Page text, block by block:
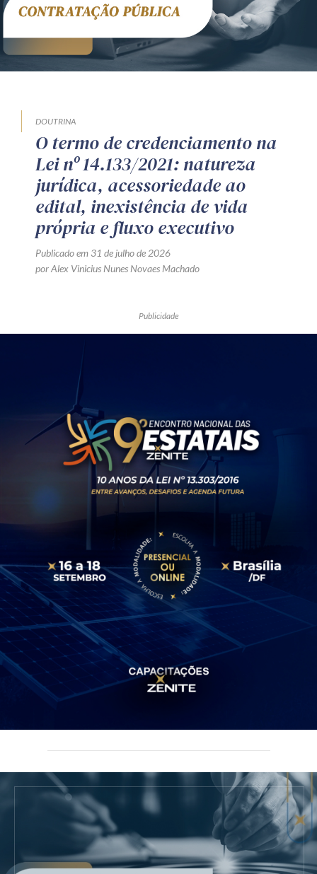
DOUTRINA
O termo de credenciamento na
Lei nº 14.133/2021: natureza
jurídica, acessoriedade ao
edital, inexistência de vida
própria e fluxo executivo
Publicado em 31 de julho de 2026
por Alex Vinicius Nunes Novaes Machado
Publicidade